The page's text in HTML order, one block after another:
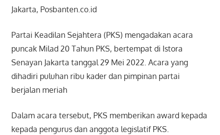
Jakarta, Posbanten.co.id
Partai Keadilan Sejahtera (PKS) mengadakan acara
puncak Milad 20 Tahun PKS, bertempat di Istora
Senayan Jakarta tanggal 29 Mei 2022. Acara yang
dihadiri puluhan ribu kader dan pimpinan partai
berjalan meriah
Dalam acara tersebut, PKS memberikan award kepada
kepada pengurus dan anggota legislatif PKS.